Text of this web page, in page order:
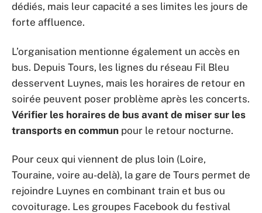
dédiés, mais leur capacité a ses limites les jours de
forte affluence.
L’organisation mentionne également un accès en
bus. Depuis Tours, les lignes du réseau Fil Bleu
desservent Luynes, mais les horaires de retour en
soirée peuvent poser problème après les concerts.
Vérifier les horaires de bus avant de miser sur les
transports en commun pour le retour nocturne.
Pour ceux qui viennent de plus loin (Loire,
Touraine, voire au-delà), la gare de Tours permet de
rejoindre Luynes en combinant train et bus ou
covoiturage. Les groupes Facebook du festival